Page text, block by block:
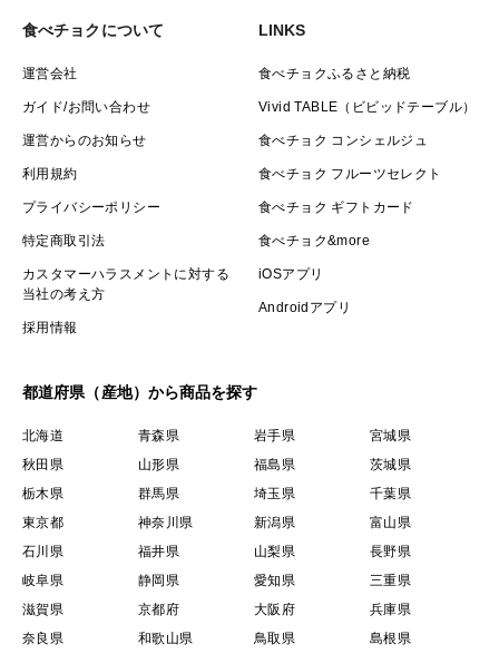
食べチョクについて
運営会社
ガイド/お問い合わせ
運営からのお知らせ
利用規約
プライバシーポリシー
特定商取引法
カスタマーハラスメントに対する
当社の考え方
採用情報
LINKS
食べチョクふるさと納税
Vivid TABLE（ビビッドテーブル）
食べチョク コンシェルジュ
食べチョク フルーツセレクト
食べチョク ギフトカード
食べチョク&more
iOSアプリ
Androidアプリ
都道府県（産地）から商品を探す
北海道 青森県 岩手県
宮城県
秋田県
山形県 福島県
茨城県
栃木県
群馬県 埼玉県
千葉県
東京都
神奈川県 新潟県
富山県
石川県
福井県 山梨県
長野県
岐阜県
静岡県 愛知県
三重県
滋賀県
京都府 大阪府
兵庫県
奈良県
和歌山県 鳥取県 島根県